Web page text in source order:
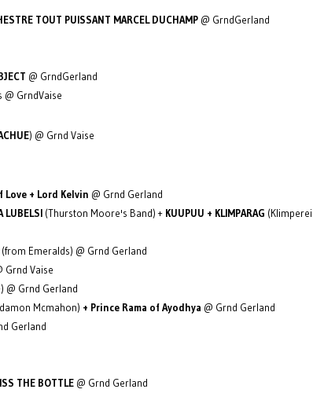
TOUT PUISSANT MARCEL DUCHAMP @ GrndGerland
@ GrndGerland
GrndVaise
) @ Grnd Vaise
Love + Lord Kelvin @ Grnd Gerland
LUBELSI (Thurston Moore's Band) + KUUPUU + KLIMPARAG
(from Emeralds) @ Grnd Gerland
Grnd Vaise
@ Grnd Gerland
Mcmahon) + Prince Rama of Ayodhya @ Grnd Gerland
Gerland
THE BOTTLE @ Grnd Gerland